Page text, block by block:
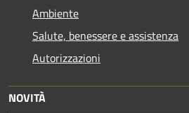
Ambiente
Salute, benessere e assistenza
Autorizzazioni
NOVITÀ